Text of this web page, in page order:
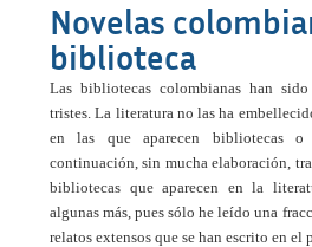
Novelas
biblioteca
Las bibliotecas colombianas han
tristes. La literatura no las ha
en las que aparecen bibliotecas o
continuación, sin mucha elaboración,
bibliotecas que aparecen en la
algunas más, pues sólo he leído una
relatos extensos que se han escrito en el